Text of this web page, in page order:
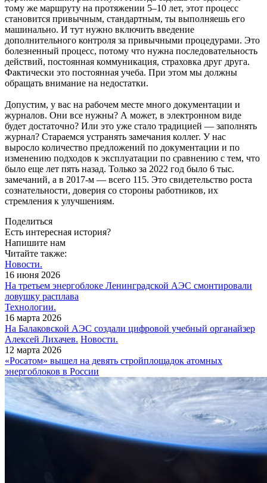
тому же маршруту на протяжении 5–10 лет, этот процесс
становится привычным, стандартным, ты выполняешь его
машинально. И тут нужно включить введение
дополнительного контроля за привычными процедурами. Это
болезненный процесс, потому что нужна последовательность
действий, постоянная коммуникация, страховка друг друга.
Фактически это постоянная учеба. При этом мы должны
обращать внимание на недостатки.
Допустим, у вас на рабочем месте много документации и
журналов. Они все нужны? А может, в электронном виде
будет достаточно? Или это уже стало традицией — заполнять
журнал? Стараемся устранять замечания коллег. У нас
выросло количество предложений по документации и по
изменению подходов к эксплуатации по сравнению с тем, что
было еще лет пять назад. Только за 2022 год было 6 тыс.
замечаний, а в 2017-м — всего 115. Это свидетельство роста
сознательности, доверия со стороны работников, их
стремления к улучшениям.
Поделиться
Есть интересная история?
Напишите нам
Читайте также:
Новости.
16 июня 2026
На третьем энергоблоке Ленинградской АЭС смонтировали
ловушку расплава
Технологии.
16 марта 2026
На Балаковской АЭС создали цифровой учебный органайзер
Алексей Лихачев. Новости.
12 марта 2026
«Росатом» вышел на девять стройплощадок атомных
энергоблоков в России